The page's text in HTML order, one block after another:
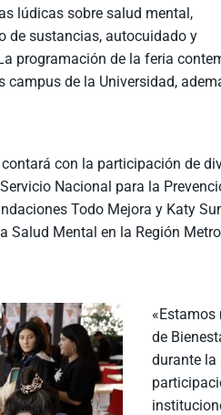
lúdicas sobre salud mental,
de sustancias, autocuidado y
programación de la feria
campus de la Universidad,
con la participación de
Nacional para la
Todo Mejora y Katy
Salud Mental en la Región
«Estamos
de
durante la